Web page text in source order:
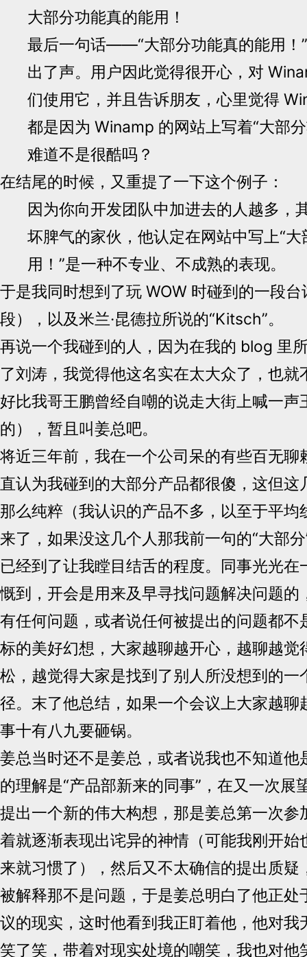
大部分功能真的能用！
最后一句话——“大部分功能真的能用
出了声。用户因此觉得很开心，对
们使用它，并且告诉朋友，心里觉得
都是因为 Winamp 的网站上写着“大部
难道不是很酷吗？
在结尾的时候，又重提了一下这个例子：
因为你向开发团队中加进去的人越多，
坏脾气的家伙，他认定在网站中写上“
用！”是一种不专业、不成熟的表现。
于是我同时想到了玩 WOW 时碰到的一段
段），以及米兰·昆德拉所说的“Kitsch”。
再说一个我碰到的人，因为在我的 blog 里
了刘涛，我觉得他这名实在太大众了，也就
好比我哥王鹏曾经自嘲的说走大街上喊一声
的），暂且叫姜总吧。
将近三年前，我在一个公司呆的有些百无聊
直认为我碰到的大部分产品都很傻，这但这
那么纯粹（我认识的产品不多，以至于平均
来了，如果没这几个人那我前一句的“大部
已经到了让我瞠目结舌的程度。同事光光在
慨到，开会是用来及早寻找问题解决问题的
有任何问题，或者说任何被提出的问题都不
标的美好幻想，大家越聊越开心，越聊越觉
松，越觉得大家是找到了别人所没想到的一
径。末了他总结，如果一个会议上大家越聊
事十有八九要砸锅。
姜总当时还不是姜总，或者说我也不知道他
的理解是“产品部新来的同事”，在又一次展
提出一个新的伟大构想，那是姜总第一次参
着就逐渐表现出诧异的神情（可能我刚开始
来就习惯了），然后又不太确信的提出质疑
被解释那不是问题，于是姜总明白了他正处
议的现实，这时他看到我正盯着他，他对我
笑了笑，带着对现实处境的嘲笑，我也对他